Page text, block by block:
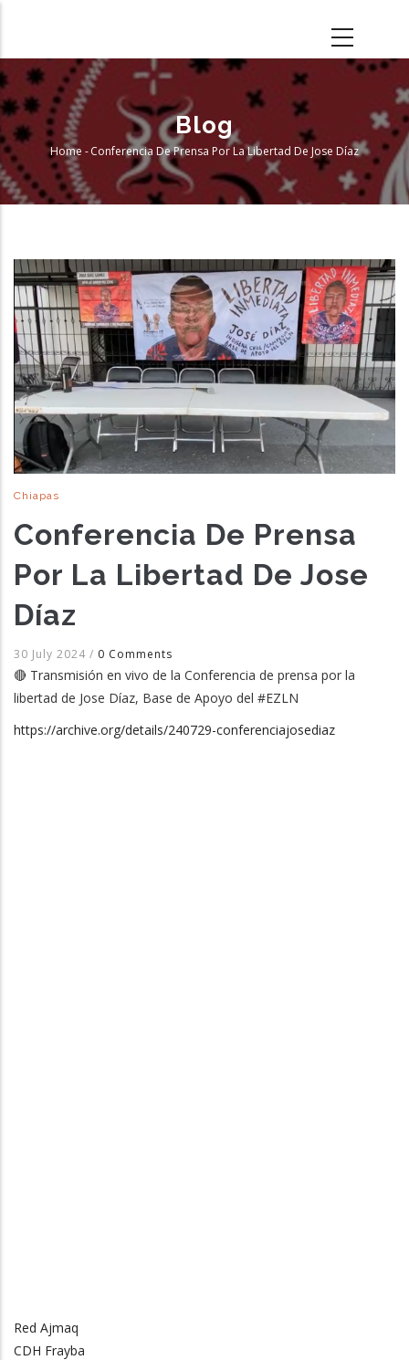
main
content
Blog
Breadcrumb
Home -Conferencia De Prensa Por La Libertad De Jose Díaz
Chiapas
Conferencia De Prensa
Por La Libertad De Jose
Díaz
30 July 2024 / 0 Comments
🔴 Transmisión en vivo de la Conferencia de prensa por la
libertad de Jose Díaz, Base de Apoyo del #EZLN
https://archive.org/details/240729-conferenciajosediaz
Red Ajmaq
CDH Frayba